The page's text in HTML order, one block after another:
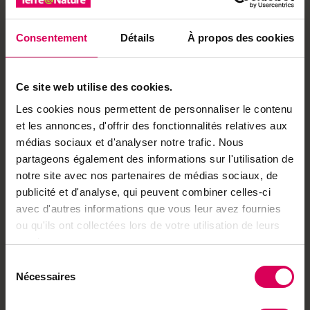
Consentement Détails À propos des cookies
Ce site web utilise des cookies.
Les cookies nous permettent de personnaliser le contenu
et les annonces, d'offrir des fonctionnalités relatives aux
médias sociaux et d'analyser notre trafic. Nous
partageons également des informations sur l'utilisation de
notre site avec nos partenaires de médias sociaux, de
publicité et d'analyse, qui peuvent combiner celles-ci
avec d'autres informations que vous leur avez fournies
ou qu'ils ont collectées lors de votre utilisation de leurs
services.
Nécessaires
Profitez d'un accès illimité à toutes nos
publications en format numérique
Les bonnes raisons de s'abonner
· Accès à l'ensemble de nos contenus en ligne
·
Accès à des articles et des podcasts exclusifs
· Accès à toutes nos éditions (e-paper)
· Accès à nos hors-séries et suppléments (e-
paper)
Déjà abonné·e ?